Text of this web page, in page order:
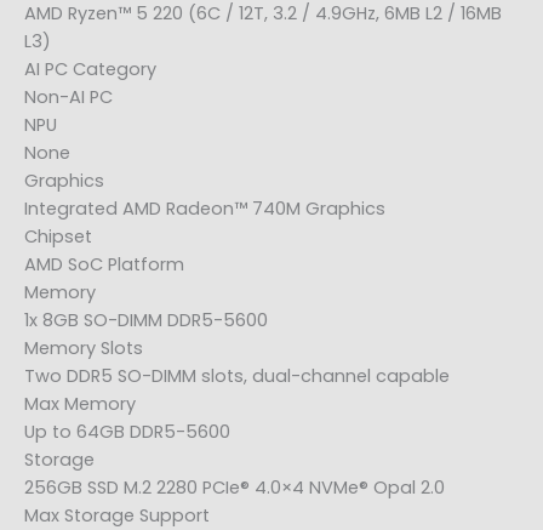
AMD Ryzen™ 5 220 (6C / 12T, 3.2 / 4.9GHz, 6MB L2 / 16MB
L3)
AI PC Category
Non-AI PC
NPU
None
Graphics
Integrated AMD Radeon™ 740M Graphics
Chipset
AMD SoC Platform
Memory
1x 8GB SO-DIMM DDR5-5600
Memory Slots
Two DDR5 SO-DIMM slots, dual-channel capable
Max Memory
Up to 64GB DDR5-5600
Storage
256GB SSD M.2 2280 PCIe® 4.0×4 NVMe® Opal 2.0
Max Storage Support